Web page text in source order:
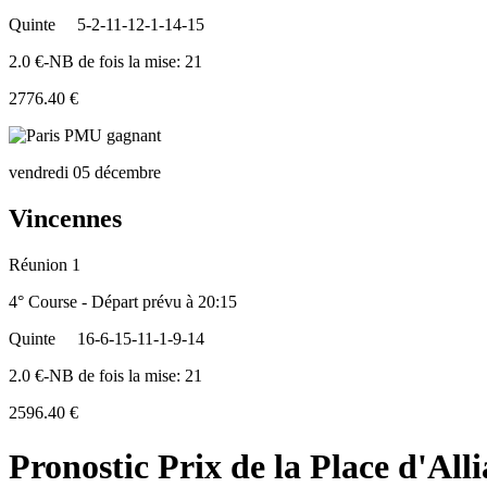
Quinte
5-2-11-12-1-14-15
2.0 €-NB de fois la mise: 21
2776.40 €
vendredi 05 décembre
Vincennes
Réunion 1
4° Course - Départ prévu à 20:15
Quinte
16-6-15-11-1-9-14
2.0 €-NB de fois la mise: 21
2596.40 €
Pronostic Prix de la Place